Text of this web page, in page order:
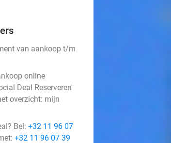
van aankoop t/m
online
Deal Reserveren'
overzicht: mijn
Bel: +32 11 96 07
+32 11 96 07 39